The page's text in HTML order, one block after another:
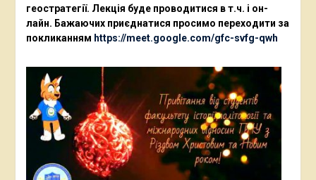
геостратегії. Лекція буде проводитися в т.ч. і он-
лайн. Бажаючих приєднатися просимо переходити за
покликанням https://meet.google.com/gfc-svfg-qwh